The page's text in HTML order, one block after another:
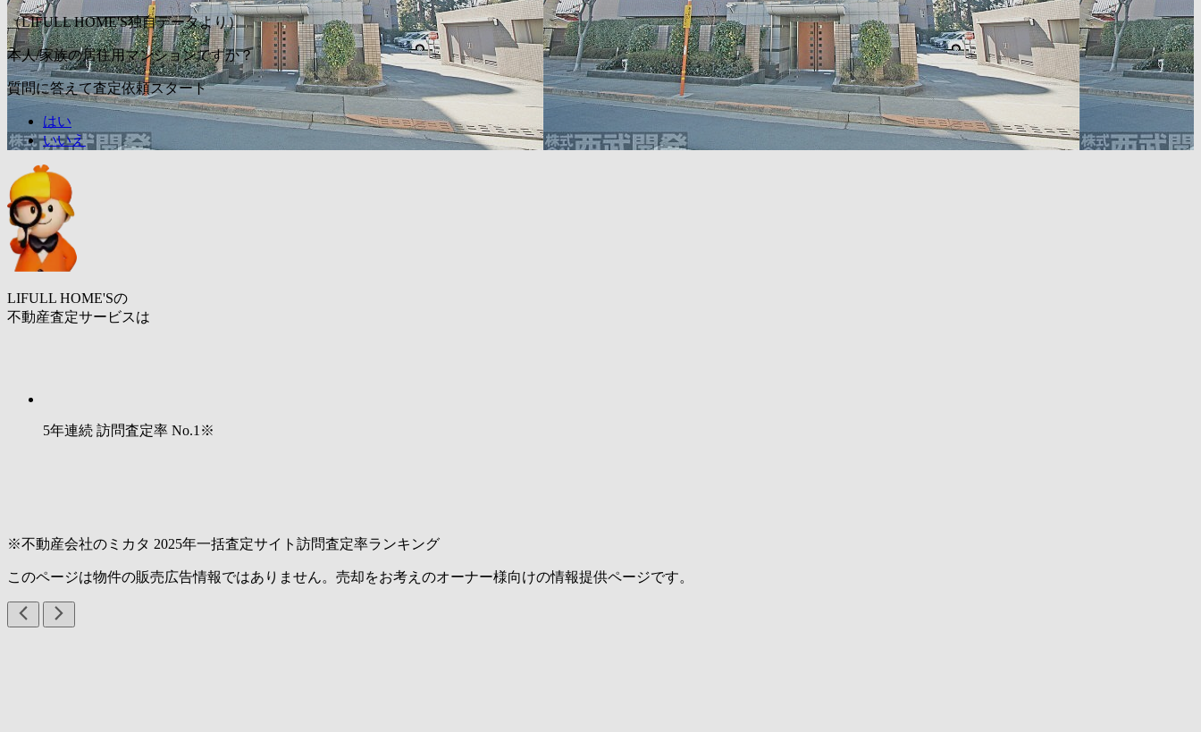
（LIFULL HOME'S独自データより）
本人/家族の居住用マンションですか？
質問に答えて査定依頼スタート
はい
いいえ
LIFULL HOME'Sの
不動産査定サービスは
5年連続 訪問査定率 No.1 ※
※不動産会社のミカタ 2025年一括査定サイト訪問査定率ランキング
このページは物件の販売広告情報ではありません。売却をお考えのオーナー様向けの情報提供ページです。